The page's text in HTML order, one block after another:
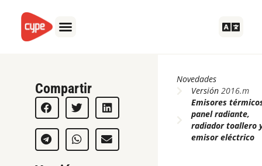
contenido
Compartir
Novedades
Versión2016.m
Emisores
panel radiante,
radiador toallero
emisor eléctrico